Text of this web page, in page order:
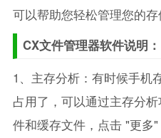
可以帮助您轻松管理您的存
CX文件管理器软件说明：
1、主存分析：有时候手机
占用了，可以通过主存分
件和缓存文件，点击 "更多